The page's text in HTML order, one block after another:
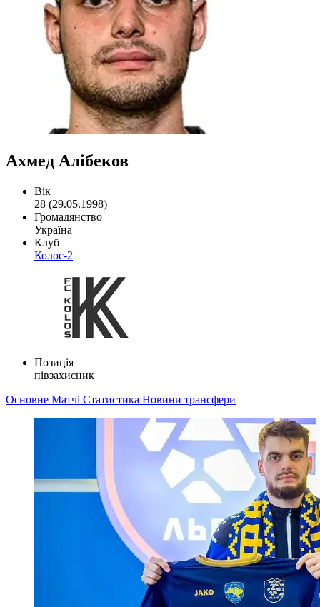
Ахмед Алібеков
Вік
28 (29.05.1998)
Громадянство
Україна
Клуб
Колос-2
Позиція
півзахисник
Основне Матчі Статистика Новини трансфери